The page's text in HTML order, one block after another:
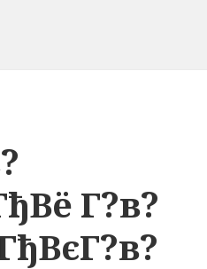
Г?в?